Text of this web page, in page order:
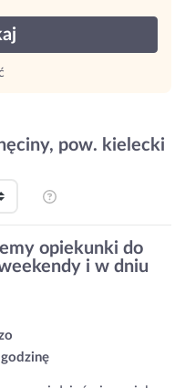
pow. kielecki
opiekunki do
i w dniu
godzinę